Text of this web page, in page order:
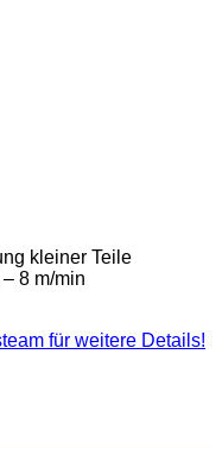
kleiner Teile
8 m/min
für weitere Details!